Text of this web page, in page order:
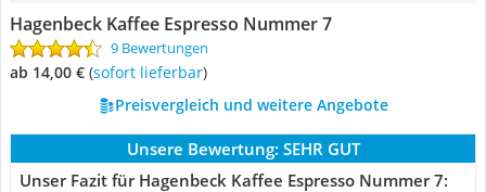
Hagenbeck Kaffee Espresso Nummer 7
9 Bewertungen
ab 14,00 € ( Sofort lieferbar)
Preisvergleich und weitere Angebote
Unsere Bewertung: SEHR GUT
Unser Fazit für Hagenbeck Kaffee Espresso Nummer 7: